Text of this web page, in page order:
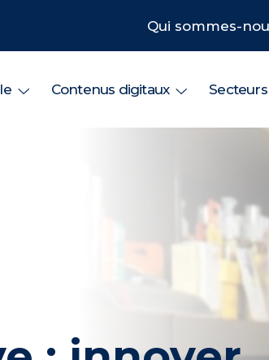
Qui sommes-
Contenus digitaux Secteurs